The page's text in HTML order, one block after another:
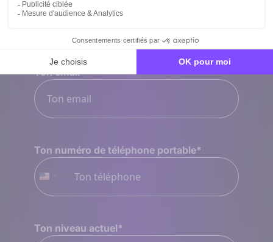
Ton email*
Ton numéro de téléphone portable*
États-
Unis
Ton niveau actuel*